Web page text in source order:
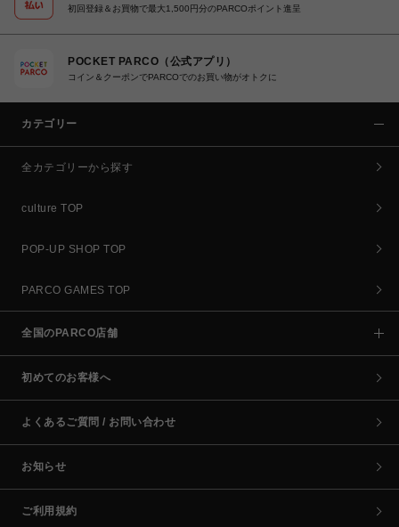
初回登録＆お買物で最大1,500円分のPARCOポイント進呈
POCKET PARCO（公式アプリ）
コイン＆クーポンでPARCOでのお買い物がオトクに
カテゴリー
全カテゴリーから探す
culture TOP
POP-UP SHOP TOP
PARCO GAMES TOP
全国のPARCO店舗
初めてのお客様へ
よくあるご質問 / お問い合わせ
お知らせ
ご利用規約